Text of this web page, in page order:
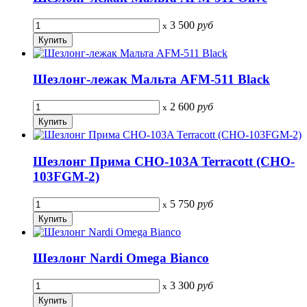
x 3 500 руб
Шезлонг-лежак Мальта AFM-511 Black
x 2 600 руб
Шезлонг Прима CHO-103A Terracott (CHO-
103FGM-2)
x 5 750 руб
Шезлонг Nardi Omega Bianco
x 3 300 руб